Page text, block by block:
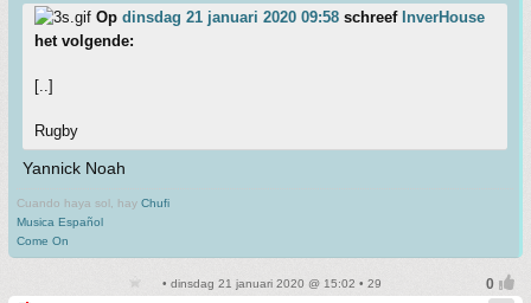
Op dinsdag 21 januari 2020 09:58 schreef InverHouse
het volgende:
[..]
Rugby
Yannick Noah
Cuando haya sol, hay Chufi
Musica Español
Come On
• dinsdag 21 januari 2020 @ 15:02 • 29